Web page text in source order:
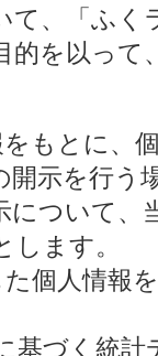
て、「ふ
的を以って
もとに、
開示を行う
について、
ます。
個人情報
基づく統